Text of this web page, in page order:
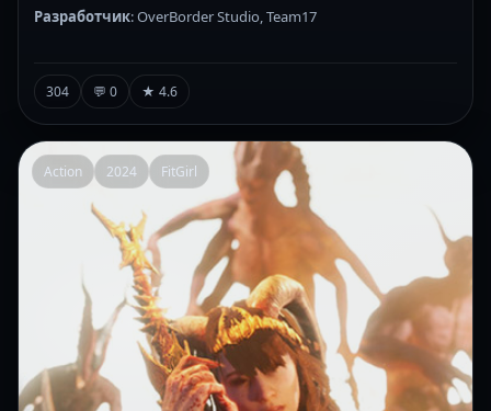
Разработчик: OverBorder Studio, Team17
304 💬 0 ★ 4.6
Action 2024 FitGirl